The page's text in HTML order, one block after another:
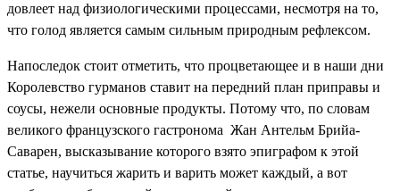
довлеет над физиологическими процессами, несмотря на то,
что голод является самым сильным природным рефлексом.
Напоследок стоит отметить, что процветающее и в наши дни
Королевство гурманов ставит на передний план приправы и
соусы, нежели основные продукты. Потому что, по словам
великого французского гастронома Жан Антельм Брийа-
Саварен, высказывание которого взято эпиграфом к этой
статье, научиться жарить и варить может каждый, а вот